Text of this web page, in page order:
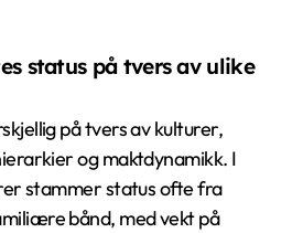
status på tvers av ulike
på tvers av kulturer,
og maktdynamikk. I
stammer status ofte fra
bånd, med vekt på